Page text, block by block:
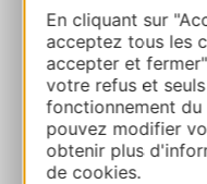
En cliquant sur
acceptez tous les
accepter et
votre refus et
fonctionnement du
pouvez modifier
obtenir plus
de cookies.
E-mail
Website